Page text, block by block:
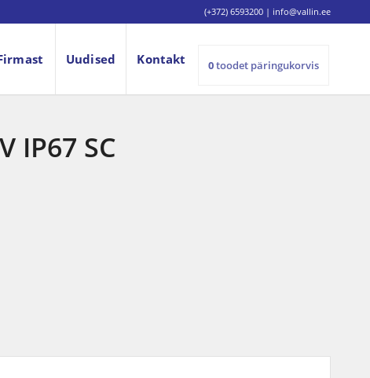
(+372) 6593200 | info@vallin.ee
Uudised Kontakt 0toodet päringukorvis
IP67 SC